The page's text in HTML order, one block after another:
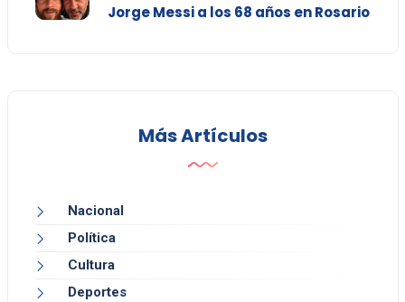
Jorge Messi a los 68 años en Rosario
Más Artículos
Nacional
Política
Cultura
Deportes